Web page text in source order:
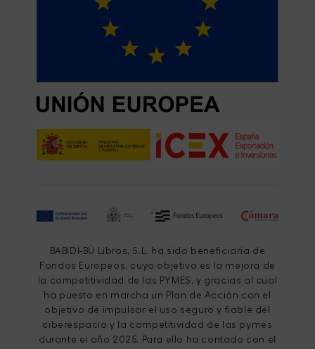
BABIDI-BÚ Libros, S.L. ha sido beneficiaria de
Fondos Europeos, cuyo objetivo es la mejora de
la competitividad de las PYMES, y gracias al cual
ha puesto en marcha un Plan de Acción con el
objetivo de impulsar el uso seguro y fiable del
ciberespacio y la competitividad de las pymes
durante el año 2025. Para ello ha contado con el